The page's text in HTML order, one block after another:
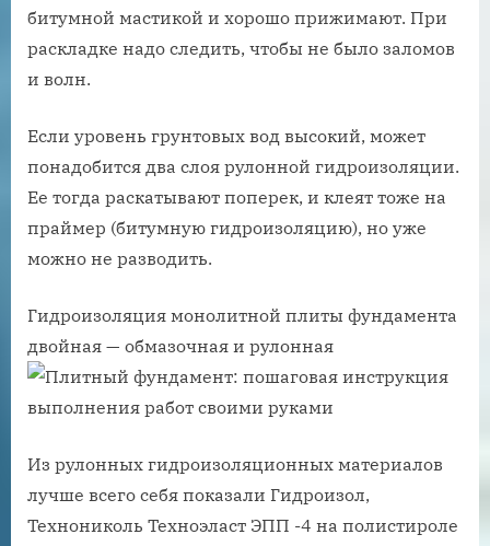
битумной мастикой и хорошо прижимают. При
раскладке надо следить, чтобы не было заломов
и волн.
Если уровень грунтовых вод высокий, может
понадобится два слоя рулонной гидроизоляции.
Ее тогда раскатывают поперек, и клеят тоже на
праймер (битумную гидроизоляцию), но уже
можно не разводить.
Гидроизоляция монолитной плиты фундамента
двойная — обмазочная и рулонная
Из рулонных гидроизоляционных материалов
лучше всего себя показали Гидроизол,
Технониколь Техноэласт ЭПП -4 на полистироле